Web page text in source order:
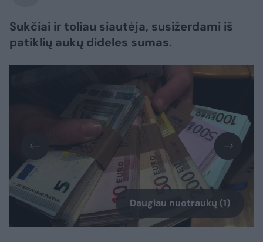
Sukčiai ir toliau siautėja, susižerdami iš
patiklių aukų dideles sumas.
Daugiau nuotraukų (1)